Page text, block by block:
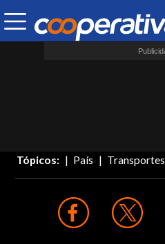
Tópicos: País Transportes